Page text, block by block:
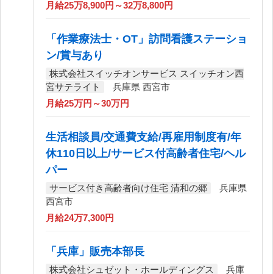
月給25万8,900円～32万8,800円
「作業療法士・OT」訪問看護ステーショ
ン/賞与あり
株式会社スイッチオンサービス スイッチオン西
宮サテライト
兵庫県 西宮市
月給25万円～30万円
生活相談員/交通費支給/再雇用制度有/年
休110日以上/サービス付高齢者住宅/ヘル
パー
サービス付き高齢者向け住宅 清和の郷
兵庫県
西宮市
月給24万7,300円
「兵庫」販売本部長
株式会社シュゼット・ホールディングス 兵庫